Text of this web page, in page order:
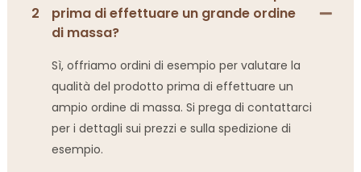
2
prima di effettuare un grande ordine
di massa?
Sì, offriamo ordini di esempio per valutare la
qualità del prodotto prima di effettuare un
ampio ordine di massa. Si prega di contattarci
per i dettagli sui prezzi e sulla spedizione di
esempio.